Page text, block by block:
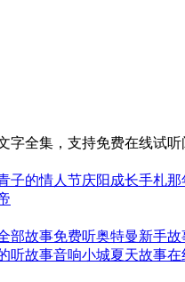
全集，支持免费在线试听
子的情人节庆阳成长手札那
部故事免费听奥特曼新手故
听故事音响小城夏天故事在